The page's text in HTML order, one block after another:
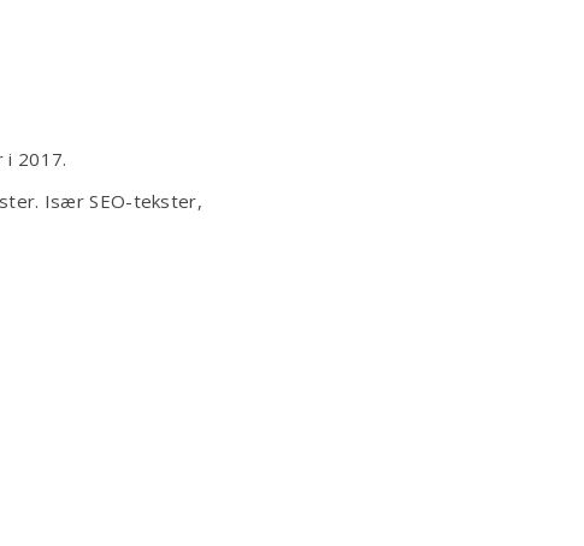
i 2017.
Især SEO-tekster,